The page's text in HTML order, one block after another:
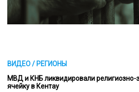
ВИДЕО / РЕГИОНЫ
МВД и КНБ ликвидировали религиозно-
ячейку в Кентау